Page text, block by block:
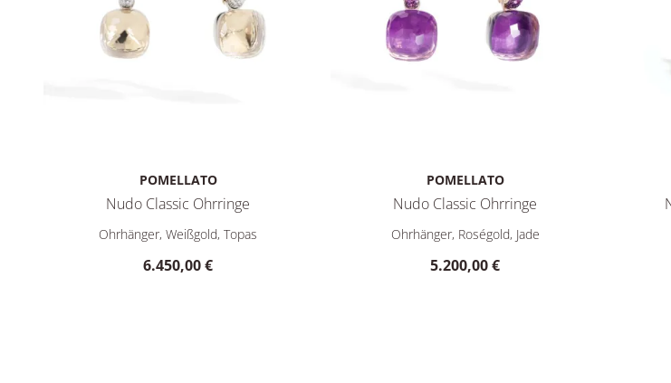
POMELLATO
Nudo Classic Ohrringe
Pomellato Nudo Classic Ohrringe, Ref: POB4010O6WHRDB0TB, Preis: 6.450,00 €
Ohrhänger, Weißgold, Topas
6.450,00 €
POMELLATO
Nudo Classic Ohrringe
Pomellato Nudo Classic Ohrringe, Ref:
Ohrhänger, Roségold, Jade
5.200,00 €